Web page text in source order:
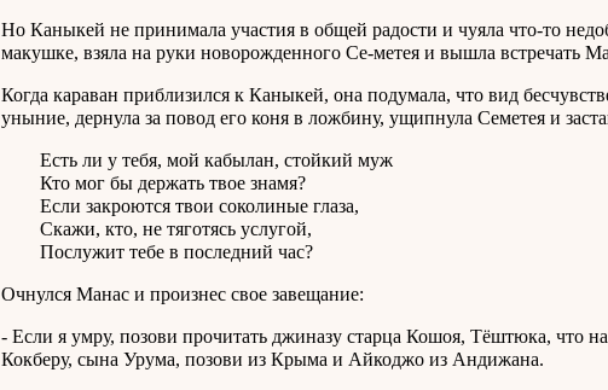
Но Каныкей не принимала участия в общей радости и чуяла что-то
макушке, взяла на руки новорожденного Се-метея и вышла встречать
Когда караван приблизился к Каныкей, она подумала, что вид
уныние, дернула за повод его коня в ложбину, ущипнула Семетея и
Есть ли у тебя, мой кабылан, стойкий муж
Кто мог бы держать твое знамя?
Если закроются твои соколиные глаза,
Скажи, кто, не тяготясь услугой,
Послужит тебе в последний час?
Очнулся Манас и произнес свое завещание:
- Если я умру, позови прочитать джиназу старца Кошоя, Тёштюка, что
Кокберу, сына Урума, позови из Крыма и Айкоджо из Андижана.